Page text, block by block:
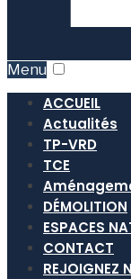
Menu
ACCUEIL
Actualités
TP-VRD
TCE
DÉMOLITION
ESPACES
CONTACT
REJOIGNEZ